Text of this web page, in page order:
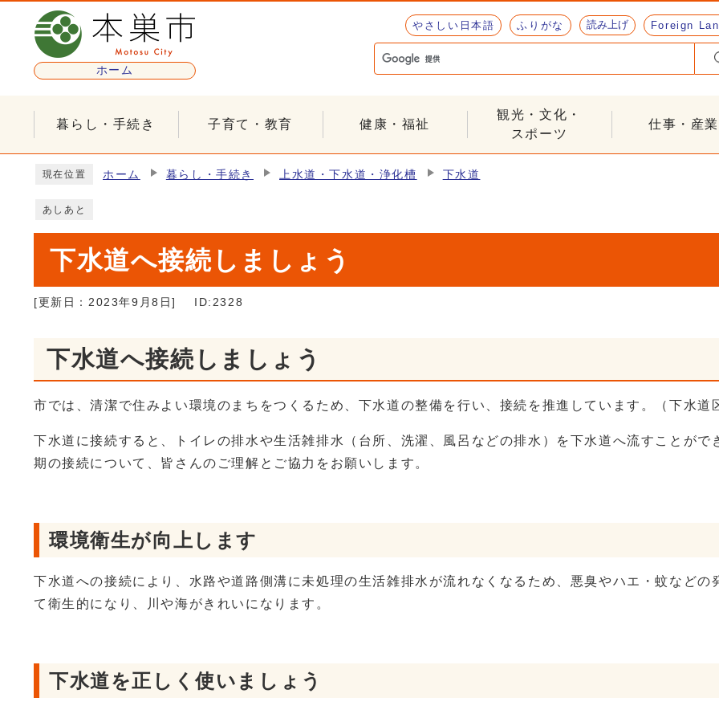
ページの先頭です
ホーム
やさしい日本語 ふりがな 読み上げ Foreign
暮らし・手続き 子育て・教育 健康・福祉
観光・文化・
スポーツ
仕事・産業
現在位置 ホーム 暮らし・手続き 上水道・下水道・浄化槽 下水道
あしあと
下水道へ接続しましょう
[更新日： 2023年9月8日] ID:2328
下水道へ接続しましょう
市では、清潔で住みよい環境のまちをつくるため、下水道の整備を行い、接続を推進しています。（下水道
下水道に接続すると、トイレの排水や生活雑排水（台所、洗濯、風呂などの排水）を下水道へ流すことがで
期の接続について、皆さんのご理解とご協力をお願いします。
環境衛生が向上します
下水道への接続により、水路や道路側溝に未処理の生活雑排水が流れなくなるため、悪臭やハエ・蚊などの
て衛生的になり、川や海がきれいになります。
下水道を正しく使いましょう